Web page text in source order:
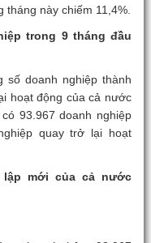
tháng này chiếm 11,4%.
trong 9 tháng đầu
số doanh nghiệp thành
hoạt động của cả nước
93.967 doanh nghiệp
quay trở lại hoạt
lập mới của cả nước